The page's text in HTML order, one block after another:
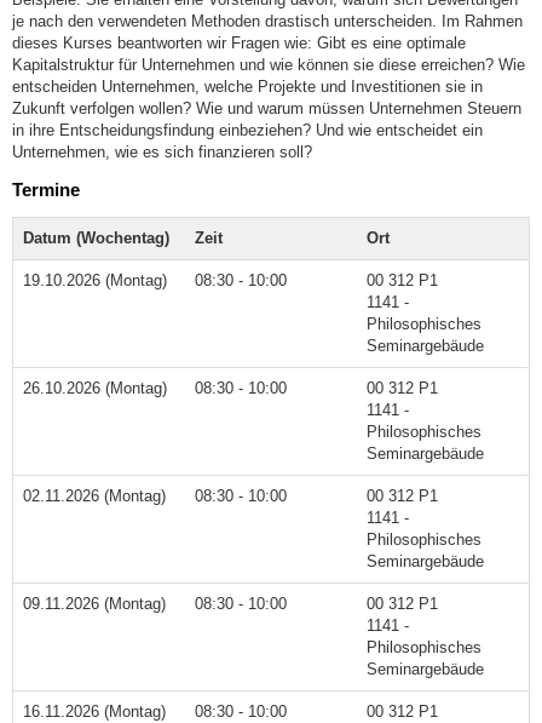
je nach den verwendeten Methoden drastisch unterscheiden. Im Rahmen
dieses Kurses beantworten wir Fragen wie: Gibt es eine optimale
Kapitalstruktur für Unternehmen und wie können sie diese erreichen? Wie
entscheiden Unternehmen, welche Projekte und Investitionen sie in
Zukunft verfolgen wollen? Wie und warum müssen Unternehmen Steuern
in ihre Entscheidungsfindung einbeziehen? Und wie entscheidet ein
Unternehmen, wie es sich finanzieren soll?
Termine
Datum (Wochentag) Zeit Ort
19.10.2026 (Montag) 08:30 - 10:00
00 312 P1
1141 -
Philosophisches
Seminargebäude
26.10.2026 (Montag) 08:30 - 10:00
00 312 P1
1141 -
Philosophisches
Seminargebäude
02.11.2026 (Montag) 08:30 - 10:00
00 312 P1
1141 -
Philosophisches
Seminargebäude
09.11.2026 (Montag) 08:30 - 10:00
00 312 P1
1141 -
Philosophisches
Seminargebäude
16.11.2026 (Montag) 08:30 - 10:00
00 312 P1